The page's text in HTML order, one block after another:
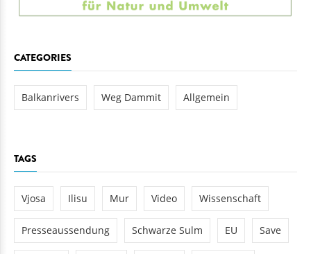
CATEGORIES
Balkanrivers Weg Dammit Allgemein
TAGS
Vjosa Ilisu Mur Video Wissenschaft
Presseaussendung Schwarze Sulm EU Save